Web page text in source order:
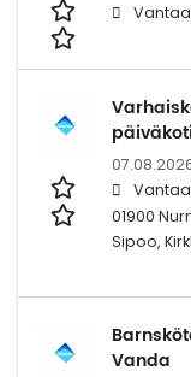
01900
Sipoo,
Vanda